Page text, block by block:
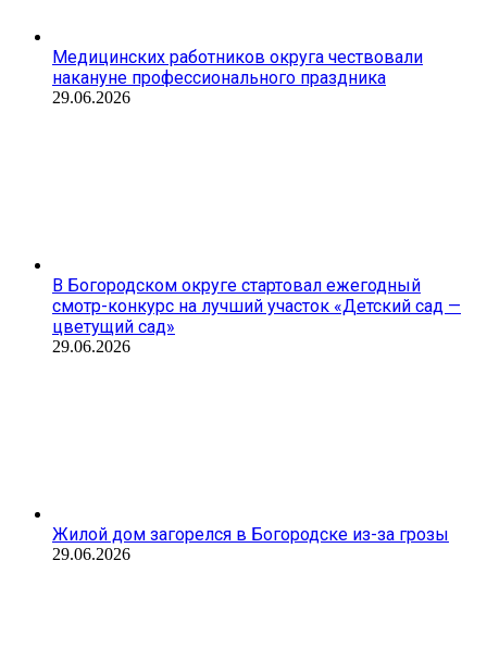
Медицинских работников округа чествовали
накануне профессионального праздника
29.06.2026
В Богородском округе стартовал ежегодный
смотр-конкурс на лучший участок «Детский сад —
цветущий сад»
29.06.2026
Жилой дом загорелся в Богородске из-за грозы
29.06.2026